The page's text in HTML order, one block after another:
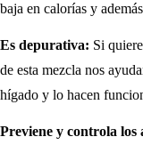
baja en calorías y
Es depurativa: Si
de esta mezcla nos
hígado y lo hacen
Previene y controla los